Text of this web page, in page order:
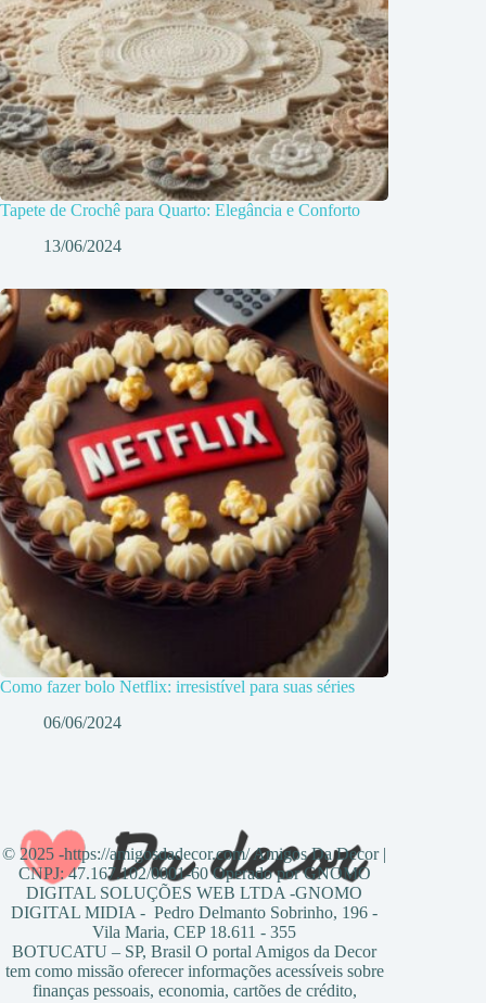
Tapete de Crochê para Quarto: Elegância e Conforto
13/06/2024
Como fazer bolo Netflix: irresistível para suas séries
06/06/2024
© 2025 -https://amigosdadecor.com/ Amigos Da Decor |
CNPJ: 47.167.102/0001-60 Operado por GNOMO
DIGITAL SOLUÇÕES WEB LTDA -GNOMO
DIGITAL MIDIA - Pedro Delmanto Sobrinho, 196 -
Vila Maria, CEP 18.611 - 355
BOTUCATU – SP, Brasil O portal Amigos da Decor
tem como missão oferecer informações acessíveis sobre
finanças pessoais, economia, cartões de crédito,